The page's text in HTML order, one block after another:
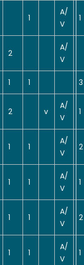
1
A/
V
1
2
A/
V
1 1 3
2 v
A/
V
1
1 1
A/
V
2
1 1
A/
V
1
1 1
A/
V
2
1 1
A/
V
1